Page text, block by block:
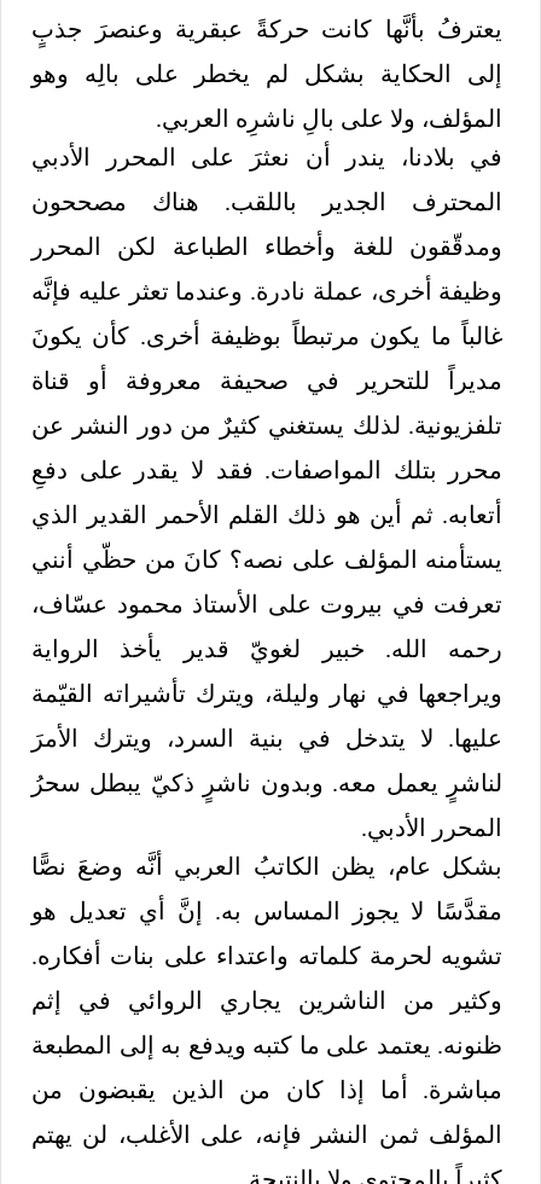
يعترفُ بأنَّها كانت حركةً عبقرية وعنصرَ جذبٍ
إلى الحكاية بشكل لم يخطر على بالِه وهو
المؤلف، ولا على بالِ ناشرِه العربي.
في بلادنا، يندر أن نعثرَ على المحرر الأدبي
المحترف الجدير باللقب. هناك مصححون
ومدقّقون للغة وأخطاء الطباعة لكن المحرر
وظيفة أخرى، عملة نادرة. وعندما تعثر عليه فإنَّه
غالباً ما يكون مرتبطاً بوظيفة أخرى. كأن يكونَ
مديراً للتحرير في صحيفة معروفة أو قناة
تلفزيونية. لذلك يستغني كثيرٌ من دور النشر عن
محرر بتلك المواصفات. فقد لا يقدر على دفعِ
أتعابه. ثم أين هو ذلك القلم الأحمر القدير الذي
يستأمنه المؤلف على نصه؟ كانَ من حظّي أنني
تعرفت في بيروت على الأستاذ محمود عسّاف،
رحمه الله. خبير لغويّ قدير يأخذ الرواية
ويراجعها في نهار وليلة، ويترك تأشيراته القيّمة
عليها. لا يتدخل في بنية السرد، ويترك الأمرَ
لناشرٍ يعمل معه. وبدون ناشرٍ ذكيّ يبطل سحرُ
المحرر الأدبي.
بشكل عام، يظن الكاتبُ العربي أنَّه وضعَ نصًّا
مقدَّسًا لا يجوز المساس به. إنَّ أي تعديل هو
تشويه لحرمة كلماته واعتداء على بنات أفكاره.
وكثير من الناشرين يجاري الروائي في إثم
ظنونه. يعتمد على ما كتبه ويدفع به إلى المطبعة
مباشرة. أما إذا كان من الذين يقبضون من
المؤلف ثمن النشر فإنه، على الأغلب، لن يهتم